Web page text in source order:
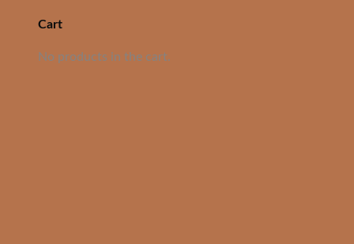
Cart
No products in the cart.